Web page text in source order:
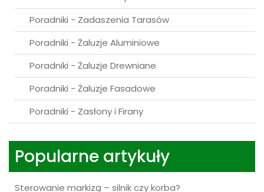
Poradniki - Zadaszenia Tarasów
Poradniki - Żaluzje Aluminiowe
Poradniki - Żaluzje Drewniane
Poradniki - Żaluzje Fasadowe
Poradniki - Zasłony i Firany
Popularne artykuły
Sterowanie markizą – silnik czy korba?